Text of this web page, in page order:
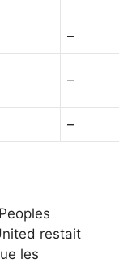
–
–
–
restait
les